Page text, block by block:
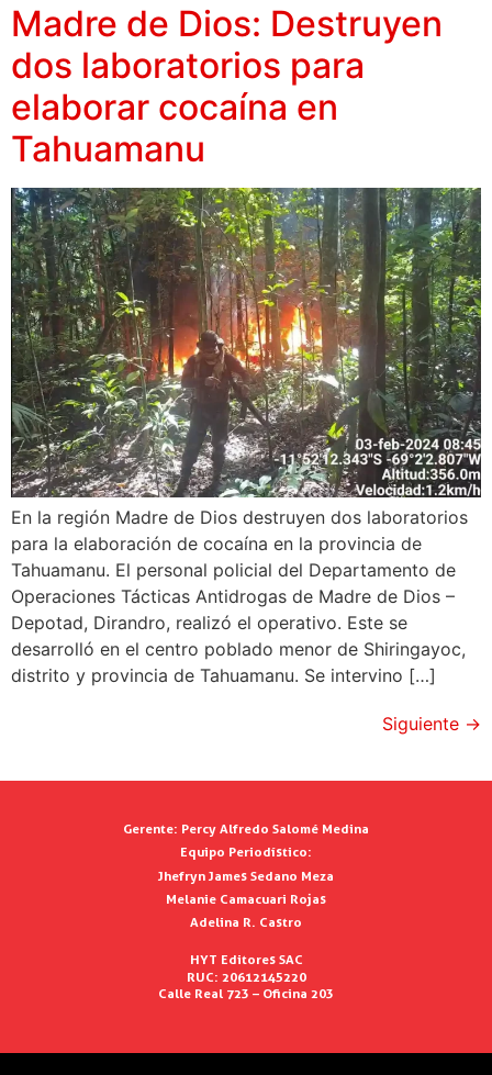
Madre de Dios: Destruyen
dos laboratorios para
elaborar cocaína en
Tahuamanu
En la región Madre de Dios destruyen dos laboratorios
para la elaboración de cocaína en la provincia de
Tahuamanu. El personal policial del Departamento de
Operaciones Tácticas Antidrogas de Madre de Dios –
Depotad, Dirandro, realizó el operativo. Este se
desarrolló en el centro poblado menor de Shiringayoc,
distrito y provincia de Tahuamanu. Se intervino […]
Siguiente →
Gerente: Percy Alfredo Salomé Medina
Equipo Periodístico:
Jhefryn James Sedano Meza
Melanie Camacuari Rojas
Adelina R. Castro
HYT Editores SAC
RUC: 20612145220
Calle Real 723 – Oficina 203